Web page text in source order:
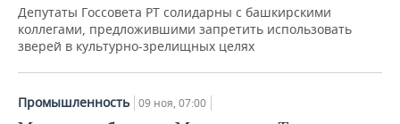
Депутаты Госсовета РТ солидарны с башкирскими
коллегами, предложившими запретить использовать
зверей в культурно-зрелищных целях
Промышленность 09 ноя, 07:00